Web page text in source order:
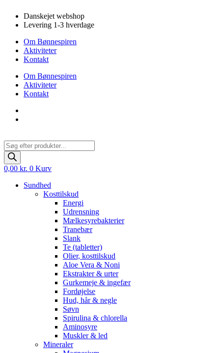
indhold
Danskejet webshop
Levering 1-3 hverdage
Om Bønnespiren
Aktiviteter
Kontakt
Om Bønnespiren
Aktiviteter
Kontakt
Products
search
0,00 kr. 0 Kurv
Sundhed
Kosttilskud
Energi
Udrensning
Mælkesyrebakterier
Tranebær
Slank
Te (tabletter)
Olier, kosttilskud
Aloe Vera & Noni
Ekstrakter & urter
Gurkemeje & ingefær
Fordøjelse
Hud, hår & negle
Søvn
Spirulina & chlorella
Aminosyre
Muskler & led
Mineraler